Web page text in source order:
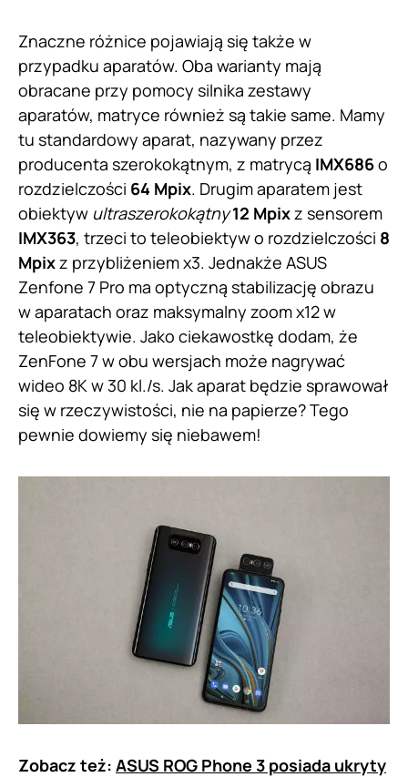
Znaczne różnice pojawiają się także w
przypadku aparatów. Oba warianty mają
obracane przy pomocy silnika zestawy
aparatów, matryce również są takie same. Mamy
tu standardowy aparat, nazywany przez
producenta szerokokątnym, z matrycą IMX686o
rozdzielczości 64 Mpix. Drugim aparatem jest
obiektyw ultraszerokokątny12 Mpixz sensorem
IMX363, trzeci to teleobiektyw o rozdzielczości 8
Mpixz przybliżeniem x3. Jednakże ASUS
Zenfone 7 Pro ma optyczną stabilizację obrazu
w aparatach oraz maksymalny zoom x12 w
teleobiektywie. Jako ciekawostkę dodam, że
ZenFone 7 w obu wersjach może nagrywać
wideo 8K w 30 kl./s. Jak aparat będzie sprawował
się w rzeczywistości, nie na papierze? Tego
pewnie dowiemy się niebawem!
Zobacz też: ASUS ROG Phone 3 posiada ukryty